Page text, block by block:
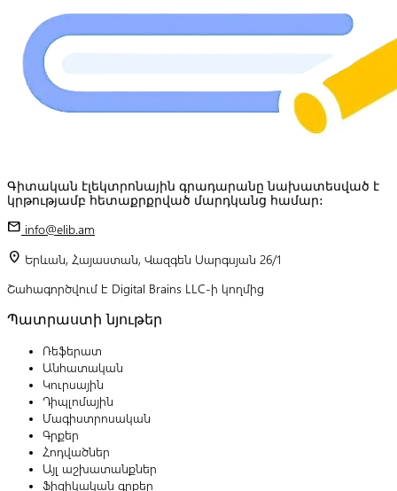
Գիտական էլեկտրոնային գրադարանը նախատեսված է
կրթությամբ հետաքրքրված մարդկանց համար:
mail info@elib.am
location_on Երևան, Հայաստան, Վազգեն Սարգսյան 26/1
Շահագործվում է Digital Brains LLC-ի կողմից
Պատրաստի նյութեր
Ռեֆերատ
Անհատական
Կուրսային
Դիպլոմային
Մագիստրոսական
Գրքեր
Հոդվածներ
Այլ աշխատանքներ
Ֆիզիկական գրքեր